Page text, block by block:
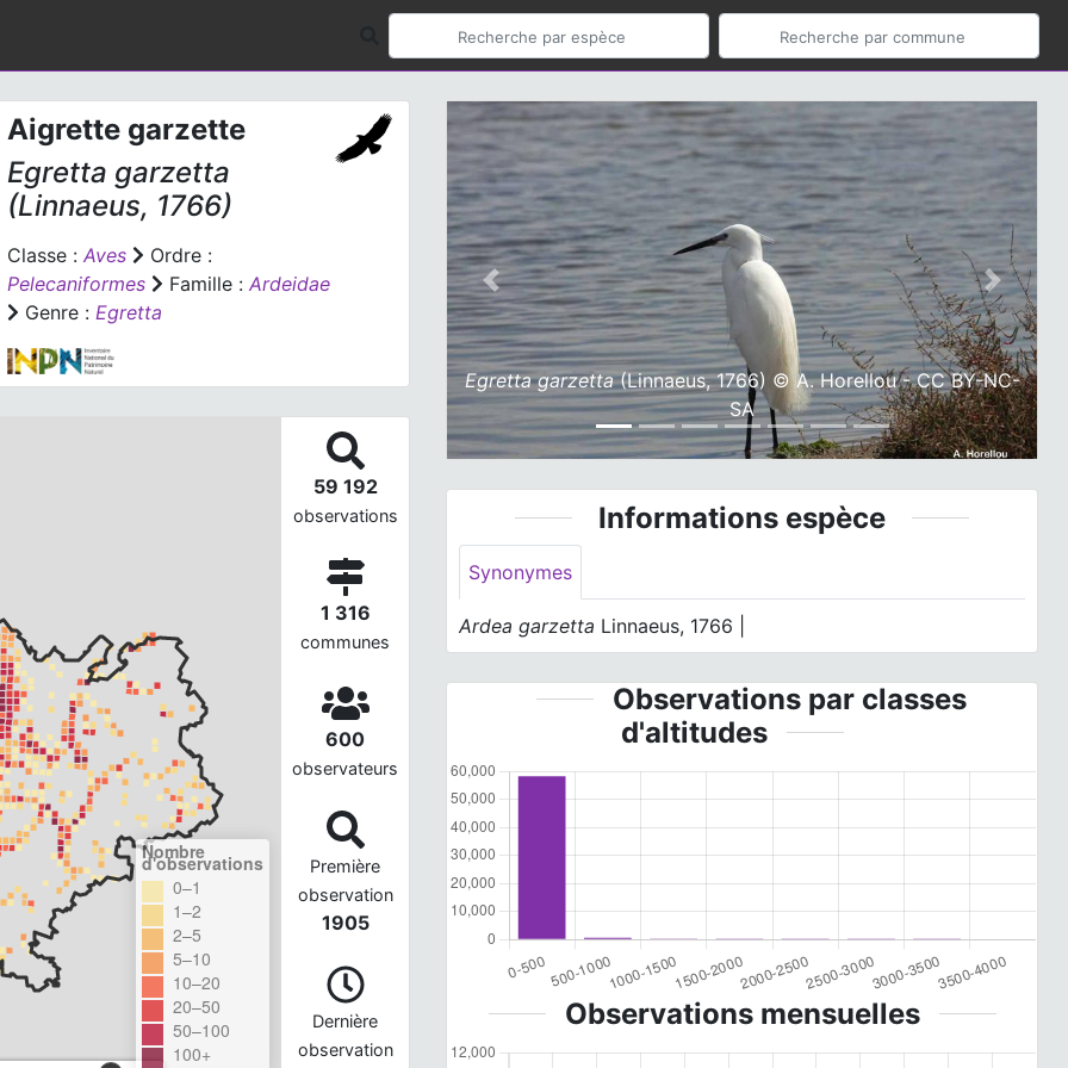
Aigrette garzette
Egretta garzetta
(Linnaeus, 1766)
Classe : Aves
Ordre :
Pelecaniformes
Famille : Ardeidae
Genre : Egretta
Nombre
d'observations
0–1
1–2
2–5
5–10
10–20
20–50
50–100
100+
59 192
observations
1 316
communes
600
observateurs
Première
observation
1905
Dernière
observation
Egretta garzetta(Linnaeus, 1766) © A. Horellou - CC BY-NC-
SA
Previous Next
Informations espèce
Synonymes
Ardea garzetta Linnaeus, 1766 |
Observations par classes
d'altitudes
Observations mensuelles